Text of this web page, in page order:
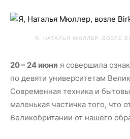
Я, НАТАЛЬЯ МЮЛЛЕР, ВОЗЛЕ
20 – 24 июня я совершила
по девяти университетам
Современная техника и
маленькая частичка того, что
Великобритании от нашего